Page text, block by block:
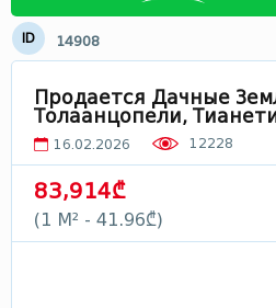
ID 14908
Продается Дачные
Толаанцопели,
16.02.2026 12228
83,914₾
(1 М² - 41.96₾)